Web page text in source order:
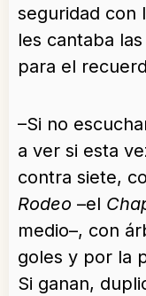
seguridad con
les cantaba
para el
–Si no
a ver si esta
contra siete,
Rodeo –el
medio–, con
goles y por la
Si ganan,